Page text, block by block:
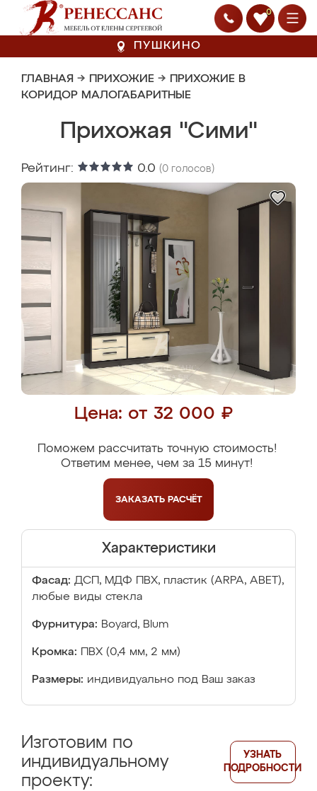
0
ПУШКИНО
ГЛАВНАЯ → ПРИХОЖИЕ → ПРИХОЖИЕ В
КОРИДОР МАЛОГАБАРИТНЫЕ
Прихожая "Сими"
Рейтинг: 0.0 (0 голосов)
Цена: от 32 000 ₽
Поможем рассчитать точную стоимость!
Ответим менее, чем за 15 минут!
ЗАКАЗАТЬ РАСЧЁТ
Характеристики
Фасад: ДСП, МДФ ПВХ, пластик (ARPA, ABET),
любые виды стекла
Фурнитура: Boyard, Blum
Кромка: ПВХ (0,4 мм, 2 мм)
Размеры: индивидуально под Ваш заказ
Изготовим по
индивидуальному
проекту:
УЗНАТЬ
ПОДРОБНОСТИ